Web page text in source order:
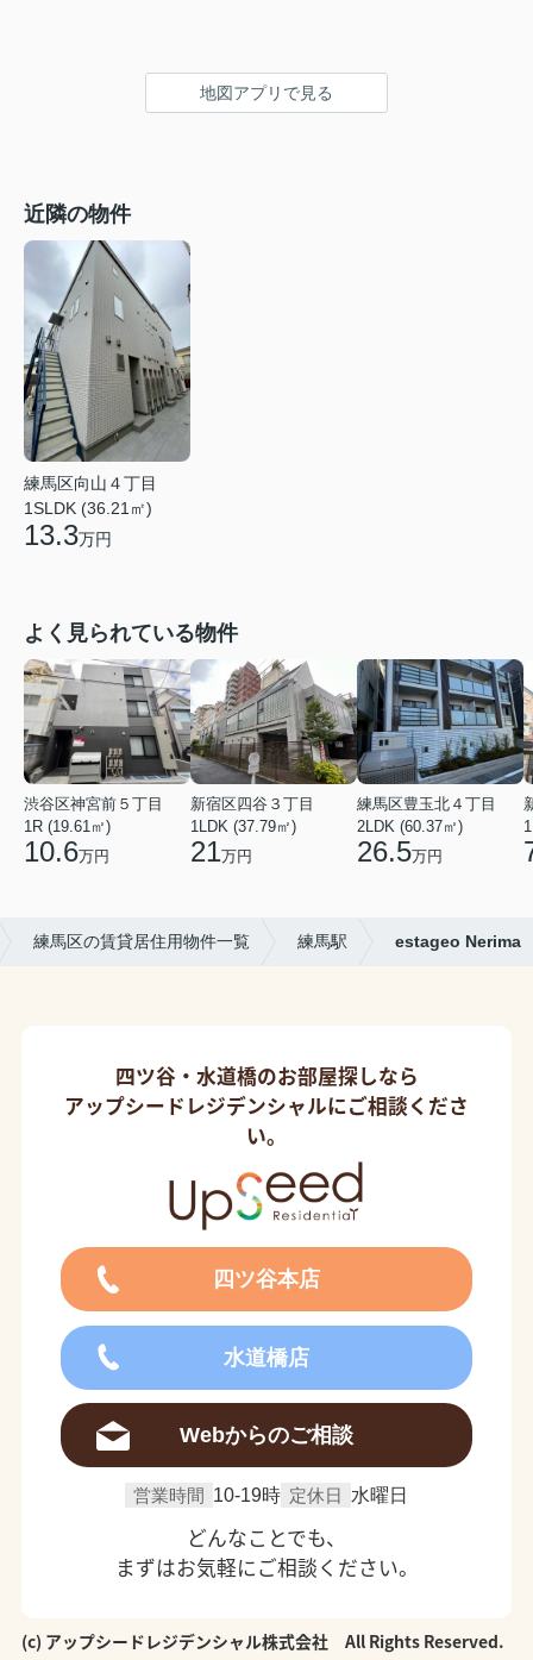
地図アプリで見る
近隣の物件
練馬区向山４丁目
1SLDK (36.21㎡)
13.3万円
よく見られている物件
渋谷区神宮前５丁目
1R (19.61㎡)
10.6万円
新宿区四谷３丁目
1LDK (37.79㎡)
21万円
練馬区豊玉北４丁目
2LDK (60.37㎡)
26.5万円
練馬区の賃貸居住用物件一覧 練馬駅 estageo Nerima
四ツ谷・水道橋のお部屋探しなら
アップシードレジデンシャルにご相談くださ
い。
四ツ谷本店
水道橋店
Webからのご相談
営業時間 10-19時 定休日 水曜日
どんなことでも、
まずはお気軽にご相談ください。
(c) アップシードレジデンシャル株式会社 All Rights Reserved.